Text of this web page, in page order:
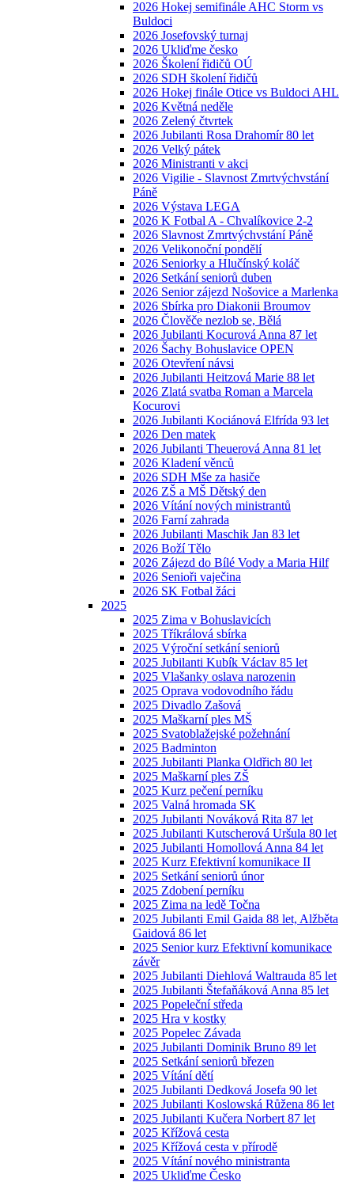
2026 Hokej semifinále AHC Storm vs
Buldoci
2026 Josefovský turnaj
2026 Ukliďme česko
2026 Školení řidičů OÚ
2026 SDH školení řidičů
2026 Hokej finále Otice vs Buldoci AHL
2026 Květná neděle
2026 Zelený čtvrtek
2026 Jubilanti Rosa Drahomír 80 let
2026 Velký pátek
2026 Ministranti v akci
2026 Vigilie - Slavnost Zmrtvýchvstání
Páně
2026 Výstava LEGA
2026 K Fotbal A - Chvalíkovice 2-2
2026 Slavnost Zmrtvýchvstání Páně
2026 Velikonoční pondělí
2026 Seniorky a Hlučínský koláč
2026 Setkání seniorů duben
2026 Senior zájezd Nošovice a Marlenka
2026 Sbírka pro Diakonii Broumov
2026 Člověče nezlob se, Bělá
2026 Jubilanti Kocurová Anna 87 let
2026 Šachy Bohuslavice OPEN
2026 Otevření návsi
2026 Jubilanti Heitzová Marie 88 let
2026 Zlatá svatba Roman a Marcela
Kocurovi
2026 Jubilanti Kociánová Elfrída 93 let
2026 Den matek
2026 Jubilanti Theuerová Anna 81 let
2026 Kladení věnců
2026 SDH Mše za hasiče
2026 ZŠ a MŠ Dětský den
2026 Vítání nových ministrantů
2026 Farní zahrada
2026 Jubilanti Maschik Jan 83 let
2026 Boží Tělo
2026 Zájezd do Bílé Vody a Maria Hilf
2026 Senioři vaječina
2026 SK Fotbal žáci
2025
2025 Zima v Bohuslavicích
2025 Tříkrálová sbírka
2025 Výroční setkání seniorů
2025 Jubilanti Kubík Václav 85 let
2025 Vlašanky oslava narozenin
2025 Oprava vodovodního řádu
2025 Divadlo Zašová
2025 Maškarní ples MŠ
2025 Svatoblažejské požehnání
2025 Badminton
2025 Jubilanti Planka Oldřich 80 let
2025 Maškarní ples ZŠ
2025 Kurz pečení perníku
2025 Valná hromada SK
2025 Jubilanti Nováková Rita 87 let
2025 Jubilanti Kutscherová Uršula 80 let
2025 Jubilanti Homollová Anna 84 let
2025 Kurz Efektivní komunikace II
2025 Setkání seniorů únor
2025 Zdobení perníku
2025 Zima na ledě Točna
2025 Jubilanti Emil Gaida 88 let, Alžběta
Gaidová 86 let
2025 Senior kurz Efektivní komunikace
závěr
2025 Jubilanti Diehlová Waltrauda 85 let
2025 Jubilanti Štefaňáková Anna 85 let
2025 Popeleční středa
2025 Hra v kostky
2025 Popelec Závada
2025 Jubilanti Dominik Bruno 89 let
2025 Setkání seniorů březen
2025 Vítání dětí
2025 Jubilanti Dedková Josefa 90 let
2025 Jubilanti Koslowská Růžena 86 let
2025 Jubilanti Kučera Norbert 87 let
2025 Křížová cesta
2025 Křížová cesta v přírodě
2025 Vítání nového ministranta
2025 Ukliďme Česko